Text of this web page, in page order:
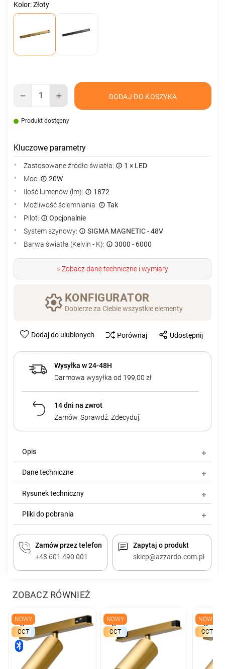
Kolor: Złoty
DODAJ DO KOSZYKA
Produkt dostępny
Kluczowe parametry
Zastosowane źródło światła:
1 × LED
Moc:
20W
Ilość lumenów (lm):
1872
Możliwość ściemniania:
Tak
Pilot:
Opcjonalnie
System szynowy:
SIGMA MAGNETIC - 48V
Barwa światła (Kelvin - K):
3000 - 6000
>Zobacz dane techniczne i wymiary
KONFIGURATOR
Dobierze za Ciebie wszystkie elementy
Dodaj do ulubionych Porównaj Udostępnij
Wysyłka w 24-48H
Darmowa wysyłka od 199,00 zł
14 dni na zwrot
Zamów. Sprawdź. Zdecyduj.
Opis
Dane techniczne
Rysunek techniczny
Pliki do pobrania
Zamów przez telefon
+48 601 490 001
Zapytaj o produkt
sklep@azzardo.com.pl
ZOBACZ RÓWNIEŻ
NOWY
CCT
NOWY
CCT
NOWY
CCT